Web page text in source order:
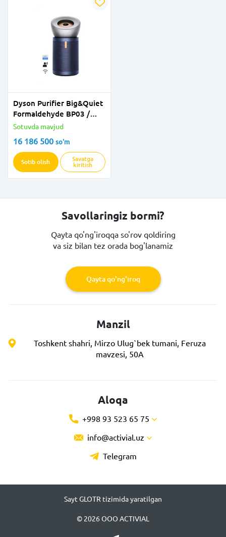
Dyson Purifier Big&Quiet
Formaldehyde BP03 /
BP04
Sotuvda mavjud
16 186 500 so'm
Sotib olish
Savatga
kiritish
Savollaringiz bormi?
Qayta qo'ng'iroqqa so'rov qoldiring
va siz bilan tez orada bog'lanamiz
Qayta qo'ng'iroq
Manzil
Toshkent shahri, Mirzo Ulug`bek tumani, Feruza
mavzesi, 50A
Aloqa
+998 93 523 65 75
info@activial.uz
Telegram
Sayt GLOTR tizimida yaratilgan
© 2026 ООО ACTIVIAL